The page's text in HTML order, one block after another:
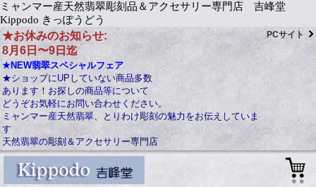
ミャンマー産天然翡翠彫刻品＆アクセサリー専門店 吉峰堂
Kippodo きっぽうどう
★お休みのお知らせ:
8月6日〜9日迄
★NEW翡翠スペシャルフェア
★ショップにUPしていない商品多数
あります！お探しの商品等について
どうぞお気軽にお問い合わせください。
ミャンマー産天然翡翠、とりわけ彫刻の魅力をお伝えしていま
す
天然翡翠の彫刻＆アクセサリー専門店
PCサイト